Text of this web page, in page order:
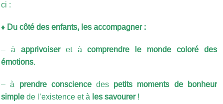
ci :
♦ Du côté des enfants, les accompagner :
– à apprivoiseret à comprendre le monde coloré des
émotions.
– à prendre consciencedes petits moments de bonheur
simple de l’existence et à les savourer!